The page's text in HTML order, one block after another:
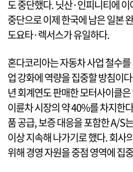
도 중단했다. 닛산·인피니티에
중단으로 이제 한국에 남은 일본
도요타·렉서스가 유일하다.
혼다코리아는 자동차 사업 철수
업 강화에 역량을 집중할 방침이
년 회계연도 판매한 모터사이클
이륜차 시장의 약 40%를 차지한
품 공급, 보증 대응을 포함한 A/S
이상 지속해 나가기로 했다. 회사
위해 경영 자원을 중점 영역에 집